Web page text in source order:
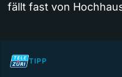
fällt fast von
TIPP